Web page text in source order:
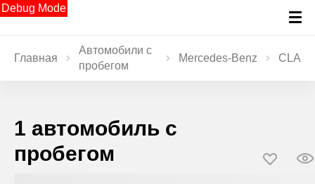
Debug Mode
Главная
Автомобили с
пробегом
Mercedes‑Benz CLA
1 автомобиль с
пробегом